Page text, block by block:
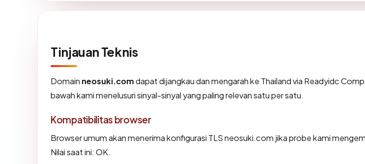
Tinjauan Teknis
Domain neosuki.comdapat dijangkau dan mengarah ke Thailand via Readyidc
bawah kami menelusuri sinyal-sinyal yang paling relevan satu per satu.
Kompatibilitas browser
Browser umum akan menerima konfigurasi TLS neosuki.com jika probe kami
Nilai saat ini: OK.